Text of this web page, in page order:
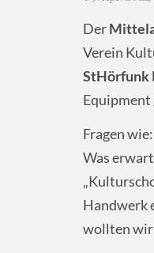
Der
Verein
StHörfunk
Equipment
Fragen wie:
Was
Handwerk
wollten wir